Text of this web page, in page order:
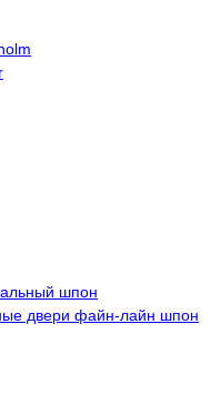
шпон
двери файн-лайн шпон